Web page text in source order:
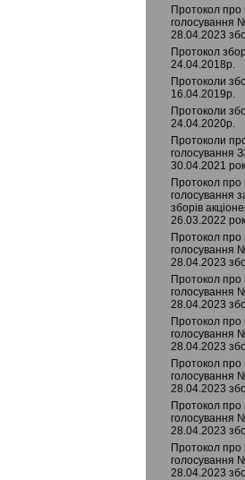
Протокол про
голосування
28.04.2023
Протокол
24.04.2018р.
Протоколи
16.04.2019р.
Протоколи
24.04.2020р.
Протоколи
голосування
30.04.2021
Протокол про
голосування
зборів
26.03.2022
Протокол про
голосування
28.04.2023
Протокол про
голосування
28.04.2023
Протокол про
голосування
28.04.2023
Протокол про
голосування
28.04.2023
Протокол про
голосування
28.04.2023
Протокол про
голосування
28.04.2023